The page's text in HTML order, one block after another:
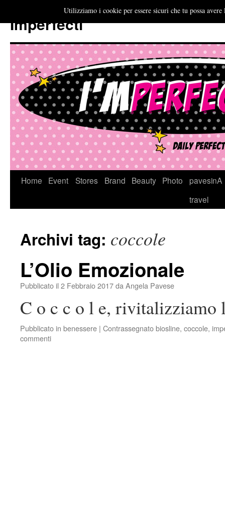
Imperfecti
VaiHome Event Stores Brand Beauty Photo
pavesinA
travel
Archivi tag: coccole
L’Olio Emozionale
Pubblicato il 2 Febbraio 2017da Angela Pavese
C o c c o l e, rivitalizziamo
Pubblicato in benessere | Contrassegnatobiosline, coccole,
commenti
Utilizziamo i cookie per essere sicuri che tu possa